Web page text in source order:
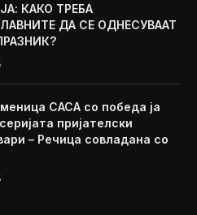
КАКО ТРЕБА
ДА СЕ ОДНЕСУВААТ
САСА со победа ја
пријателски
– Речица совладана со